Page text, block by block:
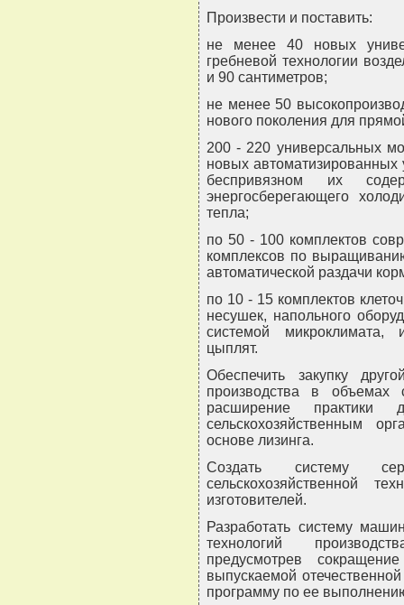
Произвести и поставить:
не менее 40 новых
гребневой технологии
и 90 сантиметров;
не менее 50
нового поколения для
200 - 220 универсальных
новых автоматизированных
беспривязном их
энергосберегающего
тепла;
по 50 - 100 комплектов
комплексов по
автоматической раздачи
по 10 - 15 комплектов
несушек, напольного
системой микроклимата,
цыплят.
Обеспечить закупку
производства в объемах
расширение практики
сельскохозяйственным
основе лизинга.
Создать систему
сельскохозяйственной
изготовителей.
Разработать систему
технологий
предусмотрев
выпускаемой
программу по ее